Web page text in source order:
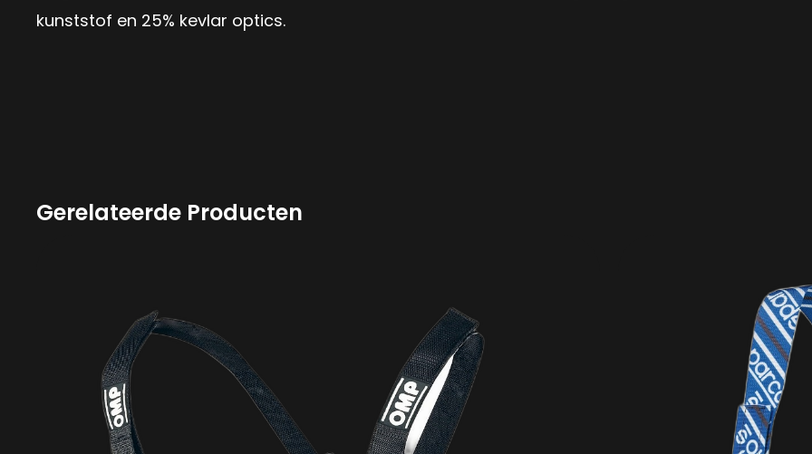
kunststof en 25% kevlar optics.
Gerelateerde Producten